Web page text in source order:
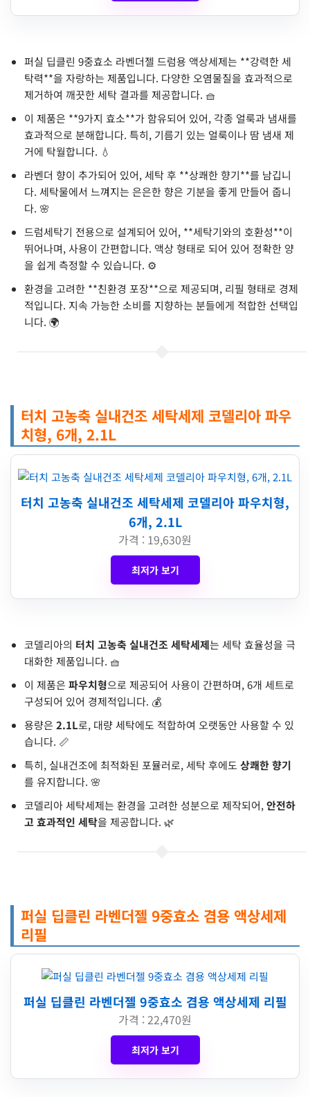
퍼실 딥클린 9중효소 라벤더젤 드럼용 액상세제는 **강력한 세
탁력**을 자랑하는 제품입니다. 다양한 오염물질을 효과적으로
제거하여 깨끗한 세탁 결과를 제공합니다. 🧺
이 제품은 **9가지 효소**가 함유되어 있어, 각종 얼룩과 냄새를
효과적으로 분해합니다. 특히, 기름기 있는 얼룩이나 땀 냄새 제
거에 탁월합니다. 💧
라벤더 향이 추가되어 있어, 세탁 후 **상쾌한 향기**를 남깁니
다. 세탁물에서 느껴지는 은은한 향은 기분을 좋게 만들어 줍니
다. 🌸
드럼세탁기 전용으로 설계되어 있어, **세탁기와의 호환성**이
뛰어나며, 사용이 간편합니다. 액상 형태로 되어 있어 정확한 양
을 쉽게 측정할 수 있습니다. ⚙️
환경을 고려한 **친환경 포장**으로 제공되며, 리필 형태로 경제
적입니다. 지속 가능한 소비를 지향하는 분들에게 적합한 선택입
니다. 🌍
터치 고농축 실내건조 세탁세제 코델리아 파우
치형, 6개, 2.1L
터치 고농축 실내건조 세탁세제 코델리아 파우치형,
6개, 2.1L
가격 : 19,630원
최저가 보기
코델리아의 터치 고농축 실내건조 세탁세제는 세탁 효율성을 극
대화한 제품입니다. 🧺
이 제품은 파우치형으로 제공되어 사용이 간편하며, 6개 세트로
구성되어 있어 경제적입니다. 💰
용량은 2.1L로, 대량 세탁에도 적합하여 오랫동안 사용할 수 있
습니다. 📏
특히, 실내건조에 최적화된 포뮬러로, 세탁 후에도 상쾌한 향기
를 유지합니다. 🌸
코델리아 세탁세제는 환경을 고려한 성분으로 제작되어,안전하
고 효과적인 세탁을 제공합니다. 🌿
퍼실 딥클린 라벤더젤 9중효소 겸용 액상세제
리필
퍼실 딥클린 라벤더젤 9중효소 겸용 액상세제 리필
가격 : 22,470원
최저가 보기